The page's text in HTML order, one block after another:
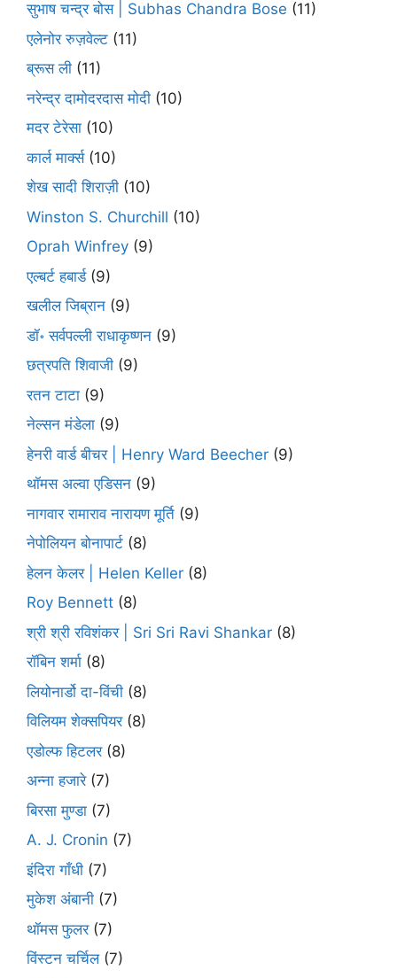
सुभाष चन्द्र बोस | Subhas Chandra Bose (11)
एलेनोर रुज़वेल्ट (11)
ब्रूस ली (11)
नरेन्द्र दामोदरदास मोदी (10)
मदर टेरेसा (10)
कार्ल मार्क्स(10)
शेख सादी शिराज़ी (10)
Winston S. Churchill (10)
Oprah Winfrey (9)
एल्बर्ट हबार्ड(9)
खलील जिब्रान (9)
डॉ॰ सर्वपल्ली राधाकृष्णन (9)
छत्रपति शिवाजी (9)
रतन टाटा (9)
नेल्सन मंडेला (9)
हेनरी वार्ड बीचर | Henry Ward Beecher (9)
थॉमस अल्वा एडिसन (9)
नागवार रामाराव नारायण मूर्ति (9)
नेपोलियन बोनापार्ट (8)
हेलन केलर | Helen Keller (8)
Roy Bennett (8)
श्री श्री रविशंकर | Sri Sri Ravi Shankar (8)
रॉबिन शर्मा (8)
लियोनार्डो दा-विंची (8)
विलियम शेक्सपियर(8)
एडोल्फ हिटलर(8)
अन्ना हजारे(7)
बिरसा मुण्डा (7)
A. J. Cronin (7)
इंदिरा गाँधी (7)
मुकेश अंबानी (7)
थॉमस फुलर(7)
विंस्टन चर्चिल(7)